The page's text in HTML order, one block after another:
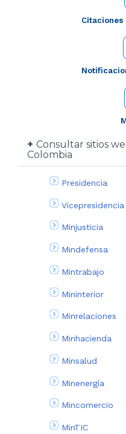
Consultar sitios
Colombia
Presidencia
Vicepresidencia
Minjusticia
Mindefensa
Mintrabajo
Mininterior
Minrelaciones
Minhacienda
Minsalud
Minenergía
Mincomercio
MinTIC